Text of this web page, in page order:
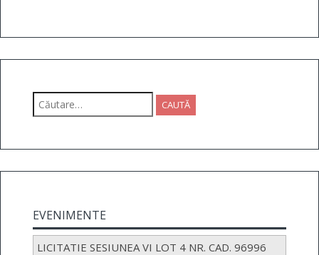
Caută
după:
EVENIMENTE
LICITATIE SESIUNEA VI LOT 4 NR. CAD. 96996